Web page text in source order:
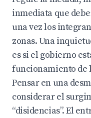
inmediata que
una vez los
zonas. Una
es si el gobierno
funcionamiento de
Pensar en una
considerar el
“disidencias”. El